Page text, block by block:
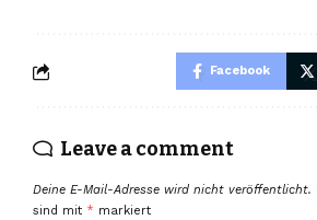
Facebook
Leave a comment
Deine E-Mail-Adresse wird nicht veröffentlicht.
sind mit * markiert